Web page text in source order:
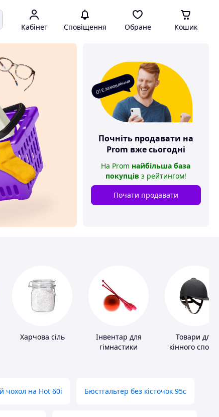
Кабінет Сповіщення Обране Кошик
О! Є замовлення
Почніть продавати на
Prom вже сьогодні
На Prom найбільша база
покупців з рейтингом!
Почати продавати
Харчова сіль
Інвентар для
гімнастики
Товари для
кінного
чохол на Hot 60i Бюстгальтер без кісточок 95с